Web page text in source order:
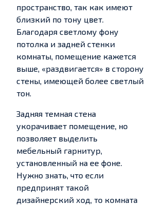
пространство, так как имеют
близкий по тону цвет.
Благодаря светлому фону
потолка и задней стенки
комнаты, помещение кажется
выше, «раздвигается» в сторону
стены, имеющей более светлый
тон.
Задняя темная стена
укорачивает помещение, но
позволяет выделить
мебельный гарнитур,
установленный на ее фоне.
Нужно знать, что если
предпринят такой
дизайнерский ход, то комната